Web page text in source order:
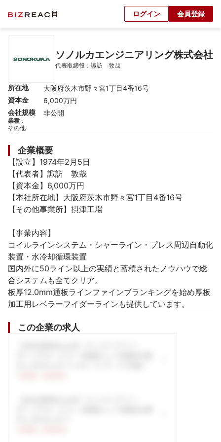
ログイン 会員登録
ソノルカエンジニアリング株式会社
代表取締役：諏訪　敦哉
所在地
大阪府茨木市野々宮1丁目4番16号
資本金
6,000万円
会社規模
非公開
業種 ：
その他
企業概要
【設立】1974年2月5日
【代表者】諏訪　敦哉
【資本金】6,000万円
【本社所在地】大阪府茨木市野々宮1丁目4番16号
【その他事業所】摂津工場
【事業内容】
コイルラインシステム・シャーライン・プレス周辺自動化
装置・水冷却循環装置
国内外に50ライン以上の実績と蓄積されたノウハウで総
合システムも全てクリア。
板厚12.0mm通板ラインファインブランキングを始め厚板
加工用レベラーフイダーラインも提供しています。
この企業の求人